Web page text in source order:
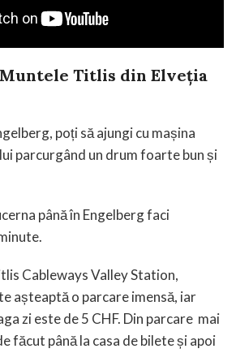
Titlis din Elveția
poți să ajungi cu mașina
parcurgând un drum foarte bun și
până în Engelberg faci
Cableways Valley Station,
așteaptă o parcare imensă, iar
zi este de 5 CHF. Din parcare mai
făcut până la casa de bilete și apoi